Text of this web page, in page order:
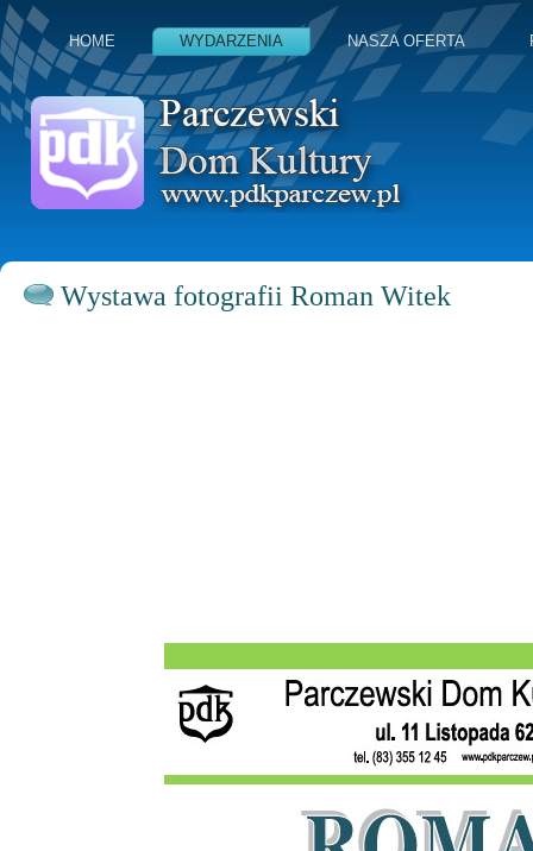
HOME WYDARZENIA NASZA OFERTA
Wystawa fotografii Roman Witek